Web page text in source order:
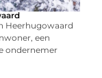
Heerhugowaard
een
ondernemer